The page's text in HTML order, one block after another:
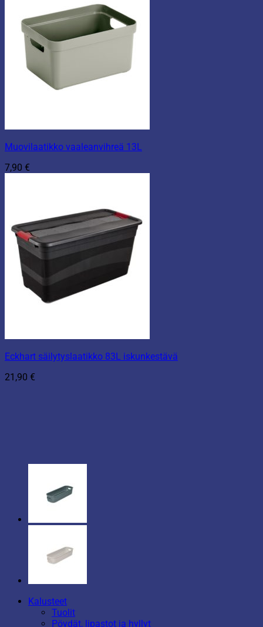
Muovilaatikko vaaleanvihreä 13L
7,90 €
Eckhart säilytyslaatikko 83L iskunkestävä
21,90 €
Kalusteet
Tuolit
Pöydät, lipastot ja hyllyt